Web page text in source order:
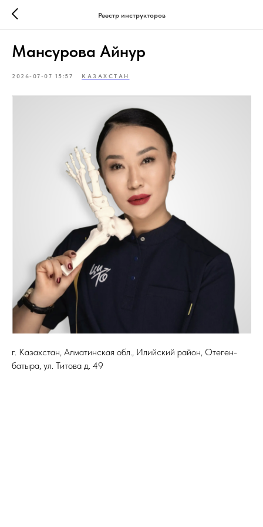
Реестр инструкторов
Мансурова Айнур
2026-07-07 15:57 КАЗАХСТАН
г. Казахстан, Алматинская обл., Илийский район, Отеген-
батыра, ул. Титова д. 49